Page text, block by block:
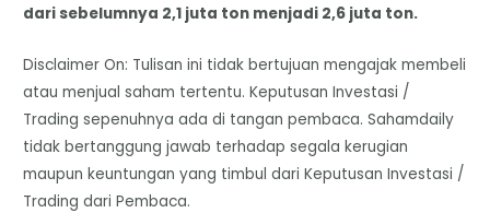
dari sebelumnya 2,1 juta ton menjadi 2,6 juta ton.
Disclaimer On: Tulisan ini tidak bertujuan mengajak membeli
atau menjual saham tertentu. Keputusan Investasi /
Trading sepenuhnya ada di tangan pembaca. Sahamdaily
tidak bertanggung jawab terhadap segala kerugian
maupun keuntungan yang timbul dari Keputusan Investasi /
Trading dari Pembaca.